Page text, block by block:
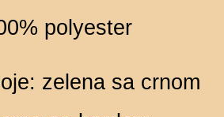
polyester
zelena sa crnom